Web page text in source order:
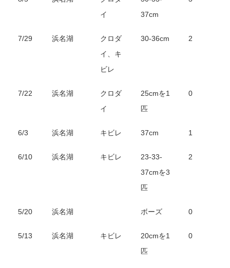
イ
37cm
7/29 浜名湖
クロダ
イ、キ
ビレ
30-36cm 2
7/22 浜名湖
クロダ
イ
25cmを1
匹
0
6/3 浜名湖 キビレ 37cm 1
6/10 浜名湖 キビレ
23-33-
37cmを3
匹
2
5/20 浜名湖 ボーズ 0
5/13 浜名湖 キビレ
20cmを1
匹
0